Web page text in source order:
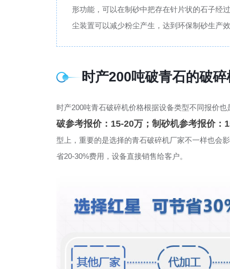
形功能，可以在制砂中把存在针片状的石子经
尘装置可以减少粉尘产生，达到环保制砂生产效
时产200吨破青石的破
时产200吨青石破碎机价格根据设备类型不同报价也
破参考报价：15-20万；制砂机参考报价：
型上，重要的是选择的青石破碎机厂家不一样也会
省20-30%费用，设备直接销售给客户。